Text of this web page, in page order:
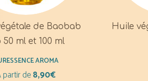
de Baobab
50 ml et 100 ml
AROMA
partir de8,90€
Huile